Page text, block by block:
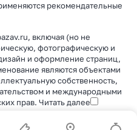
рекомендательные
включая (но не
фотографическую и
и оформление страниц,
являются объектами
собственность,
и международными
прав. Читать далее